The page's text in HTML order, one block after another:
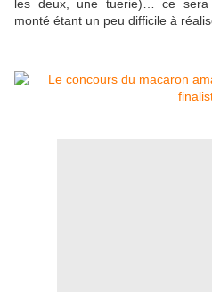
les deux, une tuerie)… ce sera
monté étant un peu difficile à